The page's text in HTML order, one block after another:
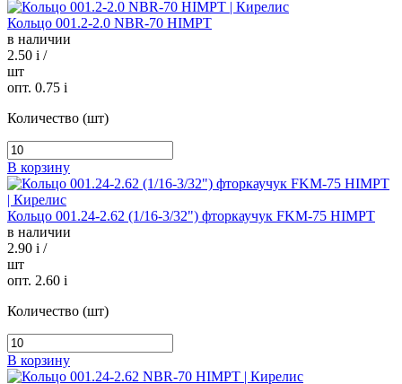
Кольцо 001.2-2.0 NBR-70 HIMPT
в наличии
2.50 i /
шт
опт. 0.75 i
Количество (шт)
В корзину
Кольцо 001.24-2.62 (1/16-3/32") фторкаучук FKM-75 HIMPT
в наличии
2.90 i /
шт
опт. 2.60 i
Количество (шт)
В корзину